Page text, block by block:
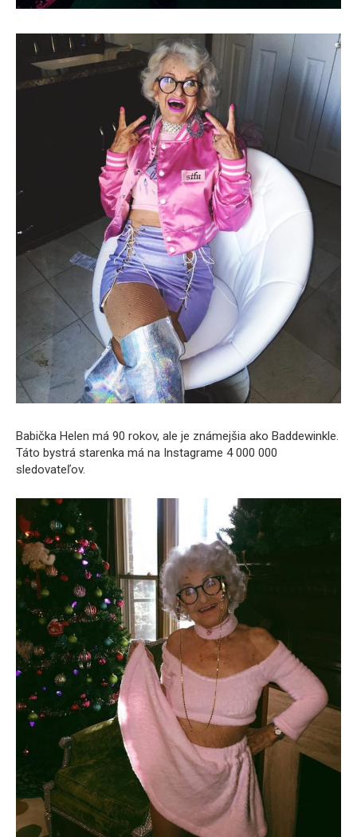
Babička Helen má 90 rokov, ale je známejšia ako Baddewinkle.
Táto bystrá starenka má na Instagrame 4 000 000
sledovateľov.